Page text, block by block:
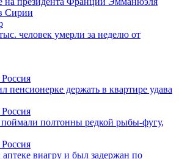
Сирии
человек умерли за неделю от
пенсионерке держать в квартире удава
полтонны редкой рыбы-фугу,
виагру и был задержан по